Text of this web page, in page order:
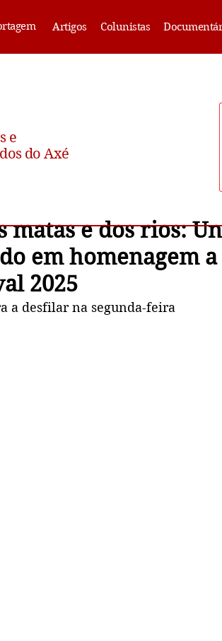
Artigos Colunistas
e
do Axé
matas e dos rios:
em homenagem a
2025
a desfilar na segunda-feira